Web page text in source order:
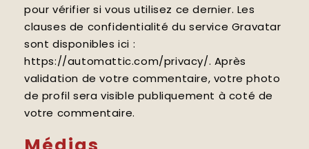
pour vérifier si vous utilisez ce dernier. Les
clauses de confidentialité du service Gravatar
sont disponibles ici :
https://automattic.com/privacy/. Après
validation de votre commentaire, votre photo
de profil sera visible publiquement à coté de
votre commentaire.